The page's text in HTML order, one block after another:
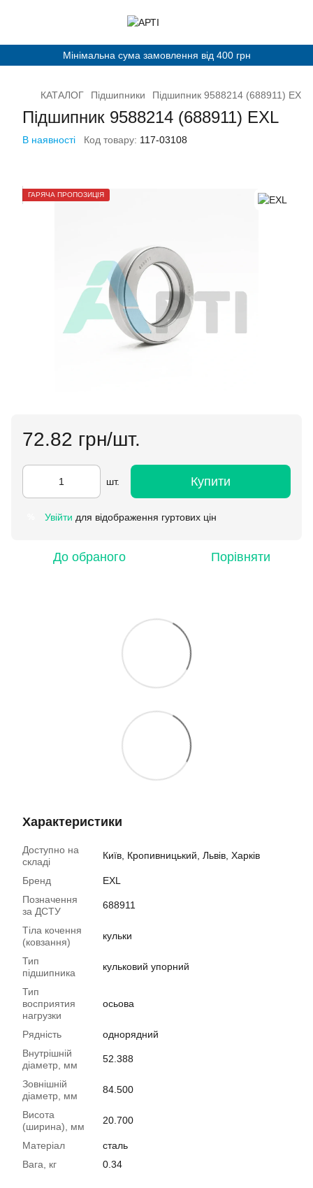
Мінімальна сума замовлення від 400 грн
КАТАЛОГ Підшипники Підшипник 9588214 (688911) EXL
Підшипник 9588214 (688911) EXL
В наявності Код товару: 117-03108
ГАРЯЧА ПРОПОЗИЦІЯ
72.82 грн/шт.
шт. Купити
Увійти для відображення гуртових цін
До обраного Порівняти
Характеристики
Доступно на
складі
Київ, Кропивницький, Львів, Харків
Бренд
EXL
Позначення
за ДСТУ
688911
Тіла кочення
(ковзання)
кульки
Тип
підшипника
кульковий упорний
Тип
восприятия
нагрузки
осьова
Рядність
однорядний
Внутрішній
діаметр, мм
52.388
Зовнішній
діаметр, мм
84.500
Висота
(ширина), мм
20.700
Матеріал
сталь
Вага, кг
0.34